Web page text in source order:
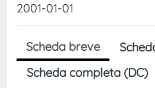
2001-01-01
Scheda breve
Scheda completa (DC)